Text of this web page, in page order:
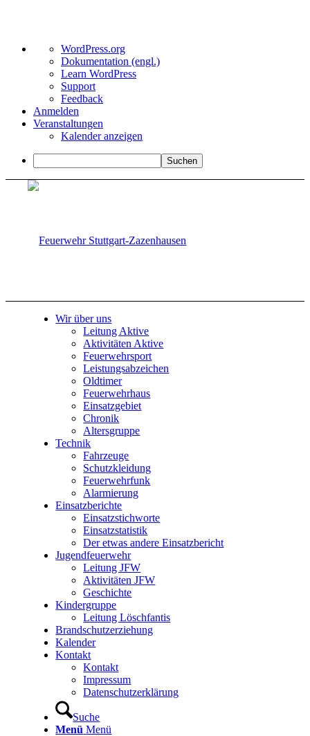
Über
WordPress
WordPress.org
Dokumentation (engl.)
Learn WordPress
Support
Feedback
Anmelden
Veranstaltungen
Kalender anzeigen
Suchen
Wir über uns
Leitung Aktive
Aktivitäten Aktive
Feuerwehrsport
Leistungsabzeichen
Oldtimer
Feuerwehrhaus
Einsatzgebiet
Chronik
Altersgruppe
Technik
Fahrzeuge
Schutzkleidung
Feuerwehrfunk
Alarmierung
Einsatzberichte
Einsatzstichworte
Einsatzstatistik
Der etwas andere Einsatzbericht
Jugendfeuerwehr
Leitung JFW
Aktivitäten JFW
Geschichte
Kindergruppe
Leitung Löschfantis
Brandschutzerziehung
Kalender
Kontakt
Kontakt
Impressum
Datenschutzerklärung
Suche
Menü Menü